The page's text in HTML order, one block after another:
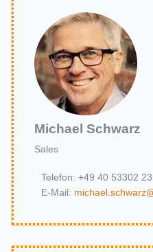
Michael Schwarz
Sales
Telefon: +49 40 53302
E-Mail: